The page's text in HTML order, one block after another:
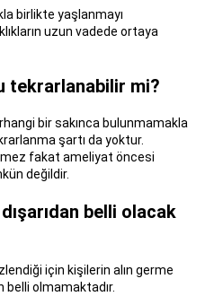
birlikte yaşlanmayı
uzun vadede ortaya
tekrarlanabilir mi?
bir sakınca bulunmamakla
şartı da yoktur.
fakat ameliyat öncesi
değildir.
belli olacak
için kişilerin alın germe
belli olmamaktadır.